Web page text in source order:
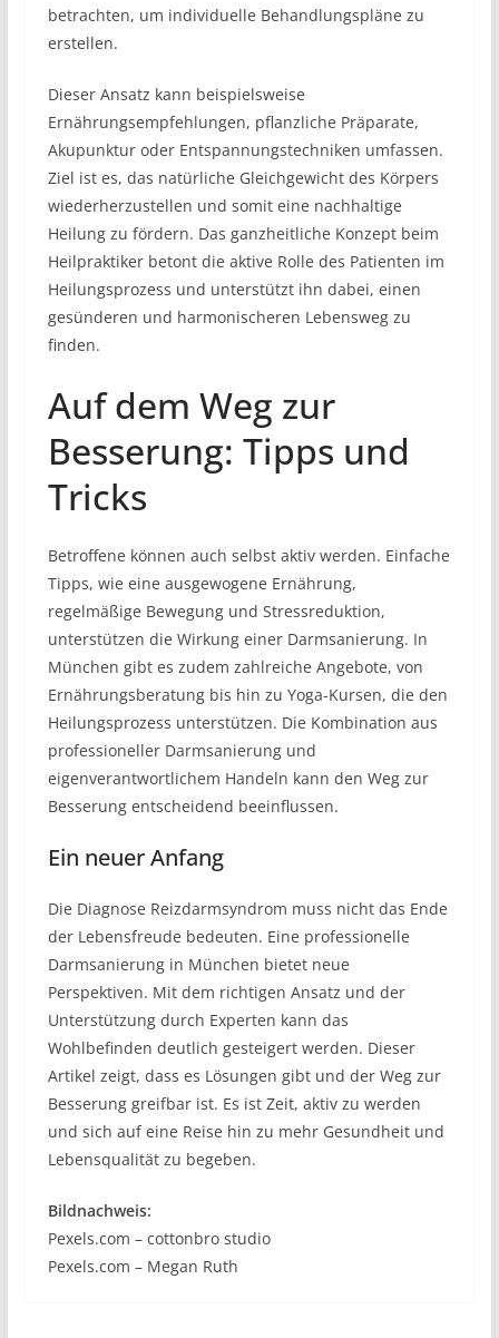
betrachten, um individuelle Behandlungspläne zu
erstellen.
Dieser Ansatz kann beispielsweise
Ernährungsempfehlungen, pflanzliche Präparate,
Akupunktur oder Entspannungstechniken umfassen.
Ziel ist es, das natürliche Gleichgewicht des Körpers
wiederherzustellen und somit eine nachhaltige
Heilung zu fördern. Das ganzheitliche Konzept beim
Heilpraktiker betont die aktive Rolle des Patienten im
Heilungsprozess und unterstützt ihn dabei, einen
gesünderen und harmonischeren Lebensweg zu
finden.
Auf dem Weg zur
Besserung: Tipps und
Tricks
Betroffene können auch selbst aktiv werden. Einfache
Tipps, wie eine ausgewogene Ernährung,
regelmäßige Bewegung und Stressreduktion,
unterstützen die Wirkung einer Darmsanierung. In
München gibt es zudem zahlreiche Angebote, von
Ernährungsberatung bis hin zu Yoga-Kursen, die den
Heilungsprozess unterstützen. Die Kombination aus
professioneller Darmsanierung und
eigenverantwortlichem Handeln kann den Weg zur
Besserung entscheidend beeinflussen.
Ein neuer Anfang
Die Diagnose Reizdarmsyndrom muss nicht das Ende
der Lebensfreude bedeuten. Eine professionelle
Darmsanierung in München bietet neue
Perspektiven. Mit dem richtigen Ansatz und der
Unterstützung durch Experten kann das
Wohlbefinden deutlich gesteigert werden. Dieser
Artikel zeigt, dass es Lösungen gibt und der Weg zur
Besserung greifbar ist. Es ist Zeit, aktiv zu werden
und sich auf eine Reise hin zu mehr Gesundheit und
Lebensqualität zu begeben.
Bildnachweis:
Pexels.com – cottonbro studio
Pexels.com – Megan Ruth